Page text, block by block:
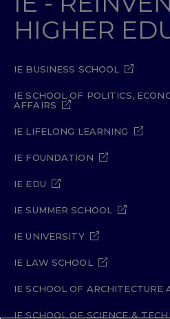
HIGHER
IE BUSINESS SCHOOL
IE SCHOOL OF POLITICS,
AFFAIRS
IE LIFELONG LEARNING
IE FOUNDATION
IE EDU
IE SUMMER SCHOOL
IE UNIVERSITY
IE LAW SCHOOL
IE SCHOOL OF ARCHITECTURE
IE SCHOOL OF SCIENCE &